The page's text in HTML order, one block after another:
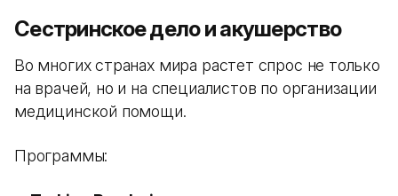
Сестринское дело и акушерство
Во многих странах мира растет спрос не только
на врачей, но и на специалистов по организации
медицинской помощи.
Программы: